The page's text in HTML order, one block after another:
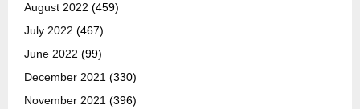
August 2022 (459)
July 2022 (467)
June 2022 (99)
December 2021 (330)
November 2021 (396)